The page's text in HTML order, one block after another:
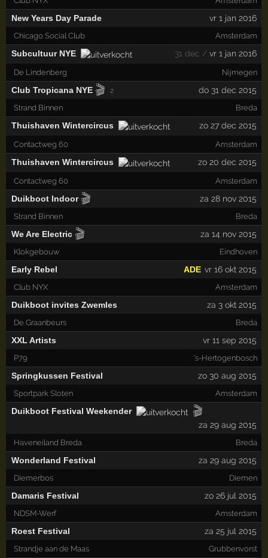
New Years Day Parade vr 1 jan 2016
Chicago Social Club Amsterdam
Subcultuur NYE 31 dec /vr 1 jan 2016
De Lindenberg Nijmegen
Club Tropicana NYE 🎬 2 do 31 dec 2015
Strand Binnen Breda
Thuishaven Wintercircus zo 27 dec 2015
Contactweg 60 Amsterdam
Thuishaven Wintercircus zo 20 dec 2015
Contactweg 60 Amsterdam
Duikboot Indoor 🎬 za 28 nov 2015
Strand Binnen Breda
We Are Electric 🎬 za 14 nov 2015
Klokgebouw Eindhoven
Early Rebel vr 16 okt 2015
ADE
Club NYX Amsterdam
Duikboot invites Zwemles za 3 okt 2015
De Graanbeurs Breda
XXL Artists vr 11 sep 2015
P79 's-Hertogenbosch
Springkussen Festival zo 30 aug 2015
Sportpark Sloten Amsterdam
Duikboot Festival Weekender 🎬
za 29 aug 2015
Haveneiland Breda Breda
Wonderland Festival za 29 aug 2015
Diemerbos Diemen
Damaris Festival zo 26 jul 2015
NDSM-Werf Amsterdam
Roest Festival za 25 jul 2015
Strandje aan de Maas Grubbenvorst